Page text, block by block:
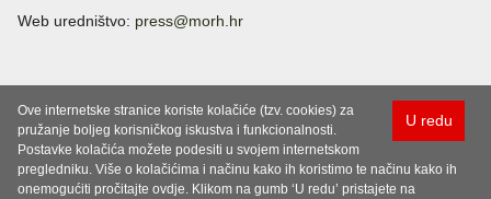
Web uredništvo: press@morh.hr
U redu
Ove internetske stranice koriste kolačiće (tzv. cookies) za
pružanje boljeg korisničkog iskustva i funkcionalnosti.
Postavke kolačića možete podesiti u svojem internetskom
pregledniku. Više o kolačićima i načinu kako ih koristimo te načinu kako ih
onemogućiti pročitajte ovdje. Klikom na gumb ‘U redu’ pristajete na